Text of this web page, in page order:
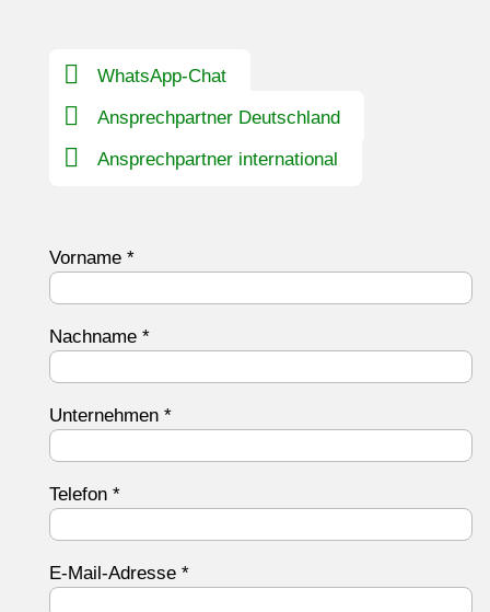
WhatsApp-Chat
Ansprechpartner Deutschland
Ansprechpartner international
Vorname *
Nachname *
Unternehmen *
Telefon *
E-Mail-Adresse *